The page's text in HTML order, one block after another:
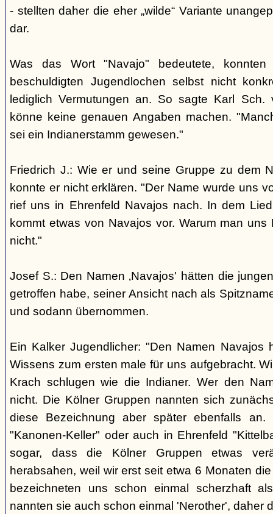
- stellten daher die eher „wilde“ Variante
dar.
Was das Wort "Navajo" bedeutete, konnten
beschuldigten Jugendlochen selbst nicht
lediglich Vermutungen an. So sagte Karl
könne keine genauen Angaben machen.
sei ein Indianerstamm gewesen."
Friedrich J.: Wie er und seine Gruppe zu dem
konnte er nicht erklären. "Der Name wurde uns
rief uns in Ehrenfeld Navajos nach. In dem
kommt etwas von Navajos vor. Warum man
nicht."
Josef S.: Den Namen ‚Navajos' hätten die
getroffen habe, seiner Ansicht nach als
und sodann übernommen.
Ein Kalker Jugendlicher: "Den Namen Navajos
Wissens zum ersten male für uns aufgebracht.
Krach schlugen wie die Indianer. Wer den
nicht. Die Kölner Gruppen nannten sich
diese Bezeichnung aber später ebenfalls
"Kanonen-Keller" oder auch in Ehrenfeld
sogar, dass die Kölner Gruppen etwas
herabsahen, weil wir erst seit etwa 6 Monaten
bezeichneten uns schon einmal scherzhaft
nannten sie auch schon einmal 'Nerother', daher